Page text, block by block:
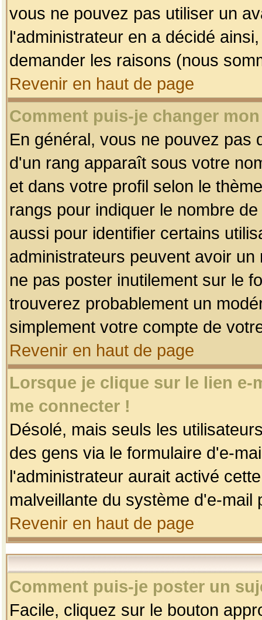
vous ne pouvez pas utiliser un
l'administrateur en a décidé
demander les raisons (nous
Revenir en haut de page
Comment puis-je changer
En général, vous ne pouvez pas
d'un rang apparaît sous votre
et dans votre profil selon le
rangs pour indiquer le nombre
aussi pour identifier certains
administrateurs peuvent avoir
ne pas poster inutilement sur le
trouverez probablement un
simplement votre compte de
Revenir en haut de page
Lorsque je clique sur le lien
me connecter !
Désolé, mais seuls les
des gens via le formulaire d'e-
l'administrateur aurait activé
malveillante du système d'e-
Revenir en haut de page
Comment puis-je poster un
Facile, cliquez sur le bouton